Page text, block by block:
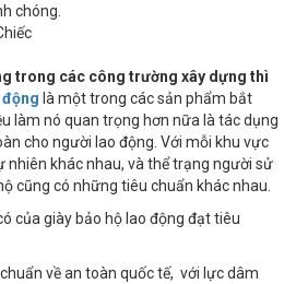
chóng.
trong các công trường xây dựng thì
là một trong các sản phẩm bắt
làm nó quan trọng hơn nữa là tác dụng
cho người lao động. Với mỗi khu vực
nhiên khác nhau, và thể trạng người sử
cũng có những tiêu chuẩn khác nhau.
của giày bảo hộ lao động đạt tiêu
về an toàn quốc tế, với lực dâm